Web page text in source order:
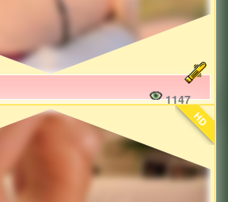
1147
HD